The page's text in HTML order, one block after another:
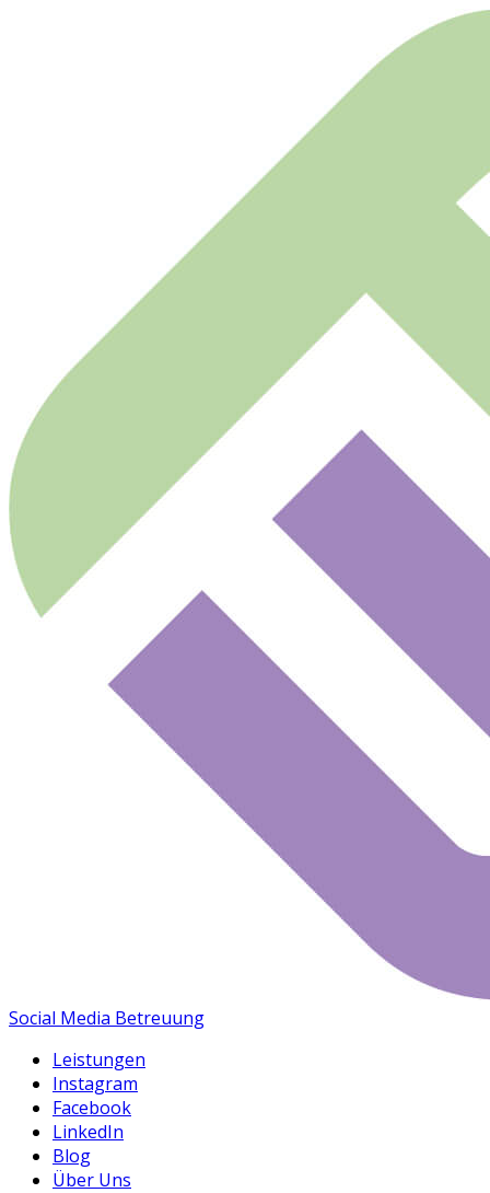
Social Media Betreuung
Leistungen
Instagram
Facebook
LinkedIn
Blog
Über Uns